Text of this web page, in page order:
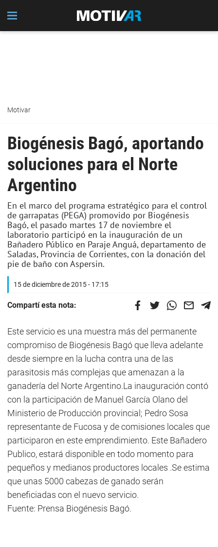
Motivar
Biogénesis Bagó, aportando
soluciones para el Norte
Argentino
En el marco del programa estratégico para el control
de garrapatas (PEGA) promovido por Biogénesis
Bagó, el pasado martes 17 de noviembre el
laboratorio participó en la inauguración de un
Bañadero Público en Paraje Anguá, departamento de
Saladas, Provincia de Corrientes, con la donación del
pie de baño con Aspersin.
15 de diciembre de 2015 - 17:15
Compartí esta nota:
Este servicio es una muestra más del permanente
compromiso de Biogénesis Bagó que lleva adelante
desde siempre en la lucha contra una de las
parasitosis más complejas que amenazan a la
ganadería del Norte Argentino.La inauguración contó
con la participación de Manuel García Olano del
Ministerio de Producción provincial; Pedro Sosa
representante de Fucosa y de comisiones locales que
participaron en este emprendimiento. Este Bañadero
Publico, estará disponible en todo momento para
pequeños y medianos productores locales .Se estima
que unas 5000 cabezas de ganado serán
beneficiadas con el nuevo servicio.
Fuente: Prensa Biogénesis Bagó.